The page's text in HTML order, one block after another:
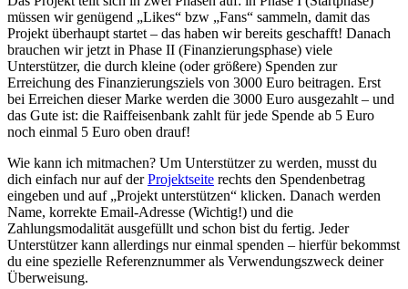
müssen wir genügend „Likes“ bzw „Fans“ sammeln, damit das
Projekt überhaupt startet – das haben wir bereits geschafft! Danach
brauchen wir jetzt in Phase II (Finanzierungsphase) viele
Unterstützer, die durch kleine (oder größere) Spenden zur
Erreichung des Finanzierungsziels von 3000 Euro beitragen. Erst
bei Erreichen dieser Marke werden die 3000 Euro ausgezahlt – und
das Gute ist: die Raiffeisenbank zahlt für jede Spende ab 5 Euro
noch einmal 5 Euro oben drauf!
Wie kann ich mitmachen? Um Unterstützer zu werden, musst du
dich einfach nur auf derProjektseite rechts den Spendenbetrag
eingeben und auf „Projekt unterstützen“ klicken. Danach werden
Name, korrekte Email-Adresse (Wichtig!) und die
Zahlungsmodalität ausgefüllt und schon bist du fertig. Jeder
Unterstützer kann allerdings nur einmal spenden – hierfür bekommst
du eine spezielle Referenznummer als Verwendungszweck deiner
Überweisung.